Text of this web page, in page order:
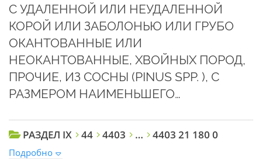
С УДАЛЕННОЙ ИЛИ НЕУДАЛЕННОЙ
КОРОЙ ИЛИ ЗАБОЛОНЬЮ ИЛИ ГРУБО
ОКАНТОВАННЫЕ ИЛИ
НЕОКАНТОВАННЫЕ, ХВОЙНЫХ ПОРОД,
ПРОЧИЕ, ИЗ СОСНЫ (PINUS SPP. ), С
РАЗМЕРОМ НАИМЕНЬШЕГО…
РАЗДЕЛ IX 44 4403 … 4403 21 180 0
Подробно